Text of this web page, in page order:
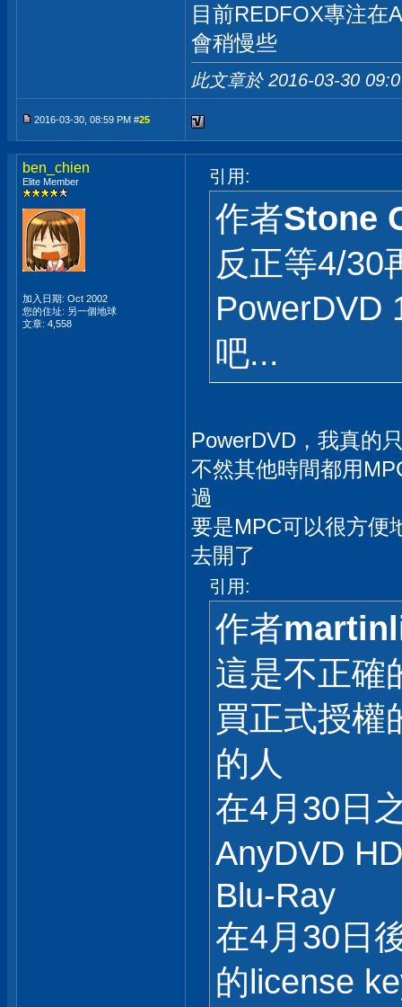
目前REDFOX專注在
會稍慢些
此文章於 2016-03-30
2016-03-30, 08:59 PM #25
ben_chien
Elite Member
加入日期: Oct 2002
您的住址: 另一個地球
文章: 4,558
引用:
作者Stone
反正等4/30
PowerDVD
吧...
PowerDVD，我真的
不然其他時間都用
過
要是MPC可以很方便
去開了
引用:
作者
這是不正確
買正式授權
的人
在4月30日
AnyDVD
Blu-Ray
在4月30日
的license